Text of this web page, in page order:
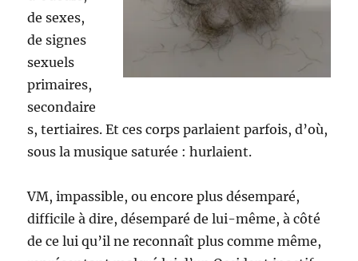
de sexes,
de signes
sexuels
primaires,
secondaire
s, tertiaires. Et ces corps parlaient parfois, d’où,
sous la musique saturée : hurlaient.
VM, impassible, ou encore plus désemparé,
difficile à dire, désemparé de lui-même, à côté
de ce lui qu’il ne reconnaît plus comme même,